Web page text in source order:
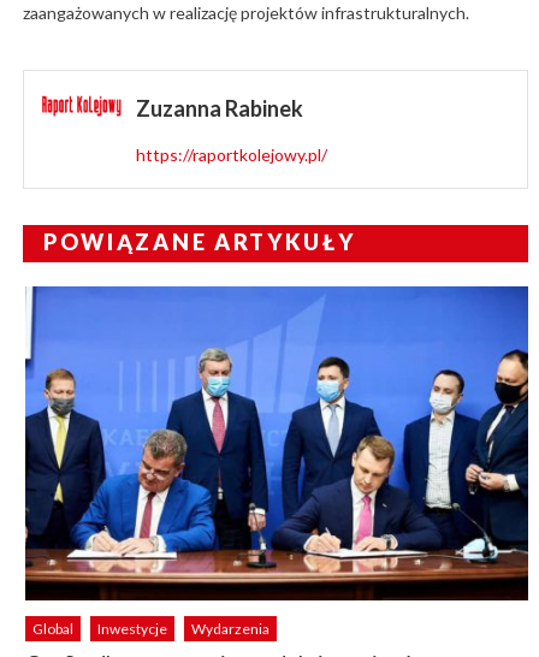
zaangażowanych w realizację projektów infrastrukturalnych.
Zuzanna Rabinek
https://raportkolejowy.pl/
POWIĄZANE ARTYKUŁY
Global Inwestycje Wydarzenia